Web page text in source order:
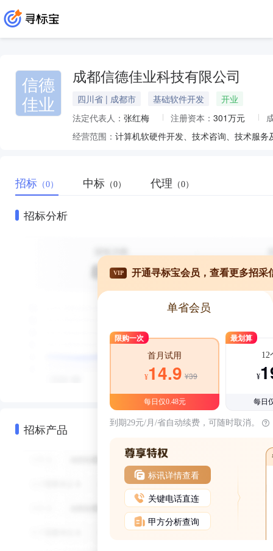
信德
佳业
成都信德佳业科技有限公司
四川省 | 成都市 基础软件开发
开业
法定代表人： 张红梅 注册资本： 301万元
经营范围：
招标 （0） 中标 （0） 代理 （0）
招标分析
招标产品
VIP 开通寻标宝会员，查看更多招采
单省会员
限购一次
首月试用
¥14.9 ¥39
每日仅0.48元
最划算
12
¥
每日
到期29元/月/省自动续费，可随时取消。
标讯详情查看
关键电话直连
甲方分析查询